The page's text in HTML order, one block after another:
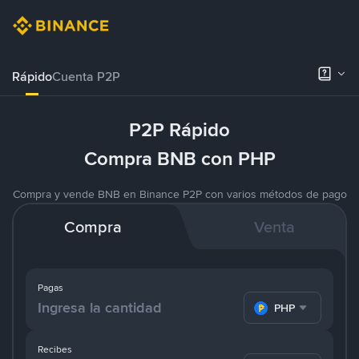
RápidoCuenta P2P
P2P Rápido
Compra BNB con PHP
Compra y vende BNB en Binance P2P con varios métodos de pago
Compra Venta
Pagas
PHP
Recibes